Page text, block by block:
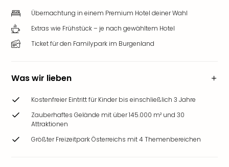
Übernachtung in einem Premium Hotel deiner Wahl
Extras wie Frühstück – je nach gewähltem Hotel
Ticket für den Familypark im Burgenland
Was wir lieben
Kostenfreier Eintritt für Kinder bis einschließlich 3 Jahre
Zauberhaftes Gelände mit über 145.000 m² und 30
Attraktionen
Größter Freizeitpark Österreichs mit 4 Themenbereichen